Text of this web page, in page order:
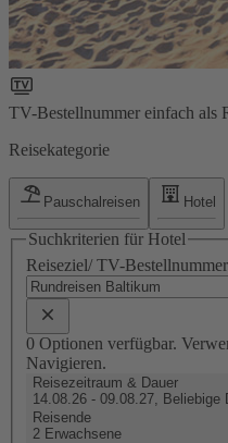
TV-Bestellnummer einfach als
Reisekategorie
Pauschalreisen Hotel
Suchkriterien für Hotel
Reiseziel/ TV-
0 Optionen verfügbar.
Navigieren.
Reisezeitraum & Dauer
14.08.26 - 09.08.27, Beliebige
Reisende
2 Erwachsene